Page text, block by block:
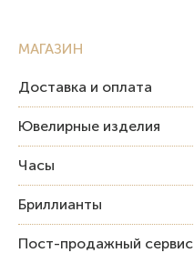
МАГАЗИН
Доставка и оплата
Ювелирные изделия
Часы
Бриллианты
Пост-продажный сервис